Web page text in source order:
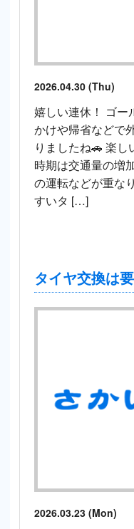
2026.04.30 (Thu)
嬉しい連休！ ゴー
かけや帰省などで
りましたね🚗 楽
時期は交通量の増
の運転などが重な
すいタ […]
タイヤ交換は
2026.03.23 (Mon)